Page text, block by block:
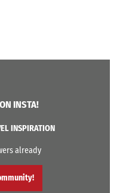
INSTA!
INSPIRATION
already